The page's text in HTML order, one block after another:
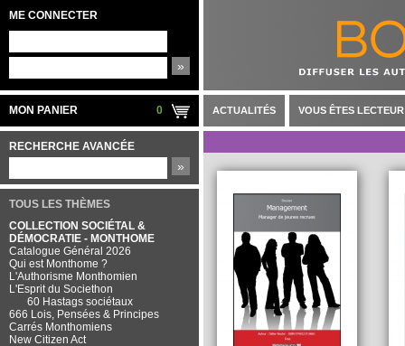
ME CONNECTER
»
MON PANIER 0
RECHERCHE AVANCÉE
»
TOUS LES THÈMES
COLLECTION SOCIÉTAL &
DÉMOCRATIE - MONTHOME
Catalogue Général 2026
Qui est Monthome ?
L'Authorisme Monthomien
L'Esprit du Societhon
60 Hastags sociétaux
666 Lois, Pensées & Principes
Carrés Monthomiens
New Citizen Act
ACTUALITÉS VOUS ÊTES LECTEUR